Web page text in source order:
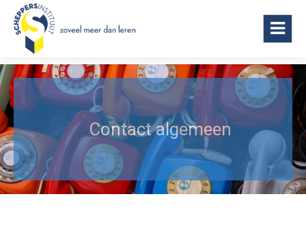
Scheppersinstituut Wetteren
Contact algemeen